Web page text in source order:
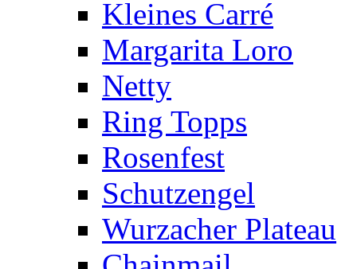
Kleines Carré
Margarita Loro
Netty
Ring Topps
Rosenfest
Schutzengel
Wurzacher Plateau